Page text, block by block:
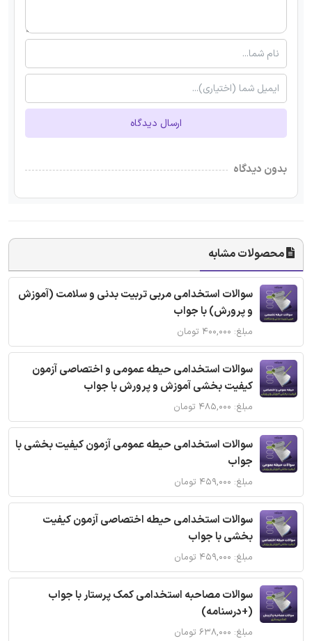
ارسال دیدگاه
بدون دیدگاه
محصولات مشابه
سوالات استخدامی مربی تربیت بدنی و سلامت (آموزش
و پرورش) با جواب
مبلغ: ۴۰۰,۰۰۰ تومان
سوالات استخدامی حیطه عمومی و اختصاصی آزمون
کیفیت بخشی آموزش و پرورش با جواب
مبلغ: ۴۸۵,۰۰۰ تومان
سوالات استخدامی حیطه عمومی آزمون کیفیت بخشی با
جواب
مبلغ: ۴۵۹,۰۰۰ تومان
سوالات استخدامی حیطه اختصاصی آزمون کیفیت
بخشی با جواب
مبلغ: ۴۵۹,۰۰۰ تومان
سوالات مصاحبه استخدامی کمک پرستار با جواب
(+درسنامه)
مبلغ: ۶۳۸,۰۰۰ تومان